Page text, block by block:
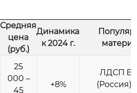
Средняя
цена
(руб.)
Динамика
к 2024 г.
25
000 –
45
+8%
ЛДСП
(Россия),